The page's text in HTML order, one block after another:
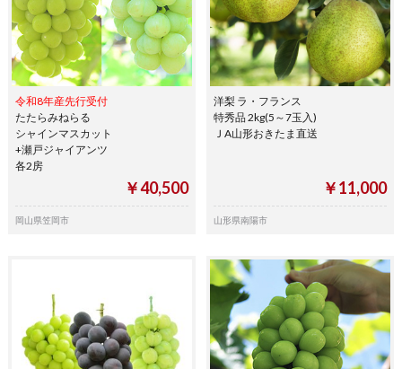
令和8年産先行受付
たたらみねらる
シャインマスカット
+瀬戸ジャイアンツ
各2房
￥40,500
岡山県笠岡市
洋梨 ラ・フランス
特秀品 2kg(5～7玉入)
ＪA山形おきたま直送
￥11,000
山形県南陽市